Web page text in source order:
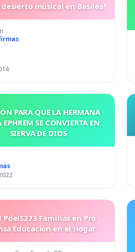
desierto musical en Basilea!
PARA QUE LA HERMANA
SE CONVIERTA EN
SIERVA DE DIOS
PdelS273 Familias en Pro
Educación en el Hogar